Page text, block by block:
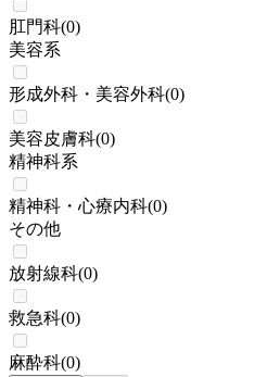
肛門科(0)
美容系
形成外科・美容外科(0)
美容皮膚科(0)
精神科系
精神科・心療内科(0)
その他
放射線科(0)
救急科(0)
麻酔科(0)